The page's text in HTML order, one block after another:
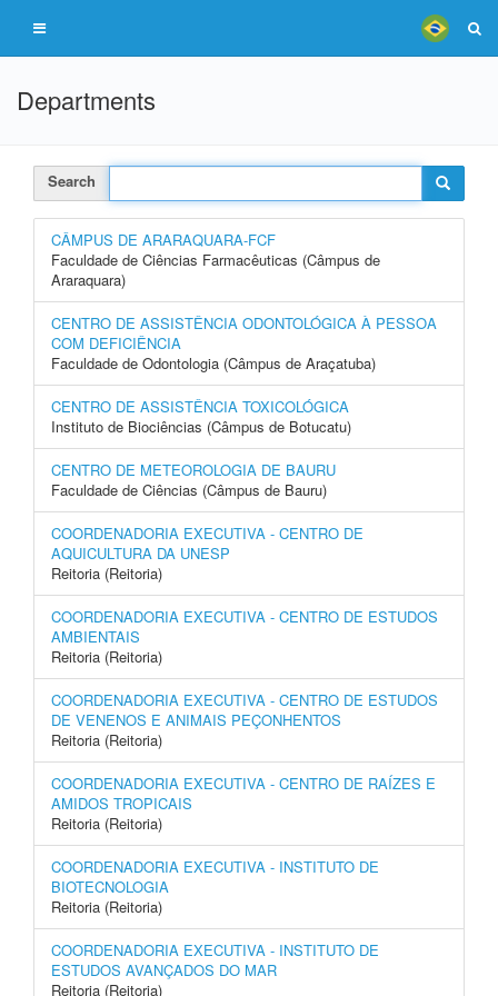
Departments
Search
CÂMPUS DE ARARAQUARA-FCF
Faculdade de Ciências Farmacêuticas (Câmpus de
Araraquara)
CENTRO DE ASSISTÊNCIA ODONTOLÓGICA À PESSOA
COM DEFICIÊNCIA
Faculdade de Odontologia (Câmpus de Araçatuba)
CENTRO DE ASSISTÊNCIA TOXICOLÓGICA
Instituto de Biociências (Câmpus de Botucatu)
CENTRO DE METEOROLOGIA DE BAURU
Faculdade de Ciências (Câmpus de Bauru)
COORDENADORIA EXECUTIVA - CENTRO DE
AQUICULTURA DA UNESP
Reitoria (Reitoria)
COORDENADORIA EXECUTIVA - CENTRO DE ESTUDOS
AMBIENTAIS
Reitoria (Reitoria)
COORDENADORIA EXECUTIVA - CENTRO DE ESTUDOS
DE VENENOS E ANIMAIS PEÇONHENTOS
Reitoria (Reitoria)
COORDENADORIA EXECUTIVA - CENTRO DE RAÍZES E
AMIDOS TROPICAIS
Reitoria (Reitoria)
COORDENADORIA EXECUTIVA - INSTITUTO DE
BIOTECNOLOGIA
Reitoria (Reitoria)
COORDENADORIA EXECUTIVA - INSTITUTO DE
ESTUDOS AVANÇADOS DO MAR
Reitoria (Reitoria)